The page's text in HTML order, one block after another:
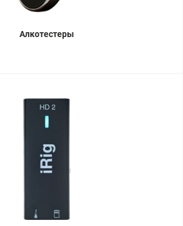
Алкотестеры